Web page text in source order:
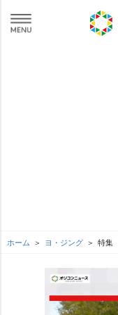
ホーム ヨ・ジング 特集